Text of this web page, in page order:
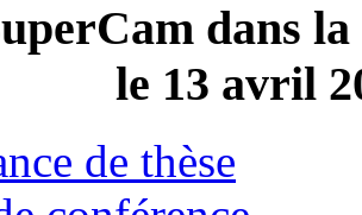
dans
le 13 avril